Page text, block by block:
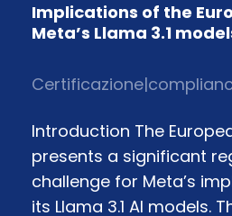
Implications of the
Meta’s Llama 3.1
Certificazione|
Introduction The
presents a significant
challenge for Meta’s
its Llama 3.1 AI models.